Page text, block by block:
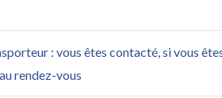
: vous êtes contacté, si vous
rendez-vous